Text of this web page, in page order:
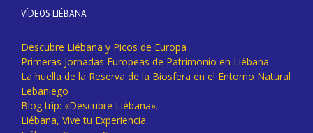
VÍDEOS LIÉBANA
Descubre Liébana y Picos de Europa
Primeras Jornadas Europeas de Patrimonio en Liébana
La huella de la Reserva de la Biosfera en el Entorno Natural
Lebaniego
Blog trip: «Descubre Liébana».
Liébana, Vive tu Experiencia